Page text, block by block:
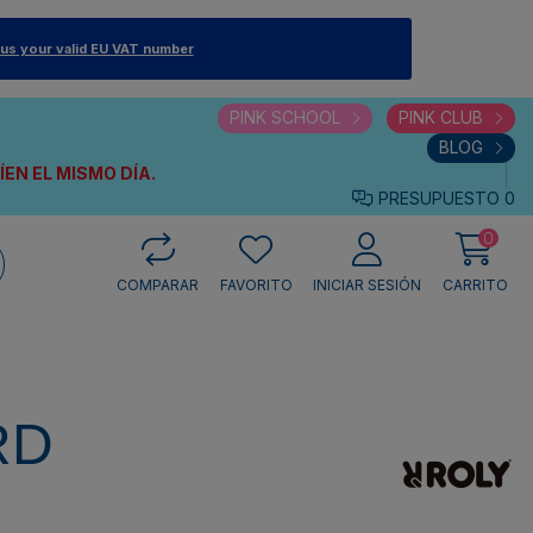
your valid EU VAT number
EL MISMO DÍA.
PINK SCHOOL
PINK CLUB
BLOG
PRESUPUESTO 0
COMPARAR
FAVORITO INICIAR SESIÓN
0
CARRITO